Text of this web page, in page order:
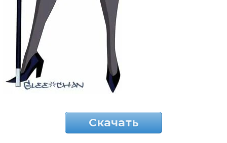
Скачать